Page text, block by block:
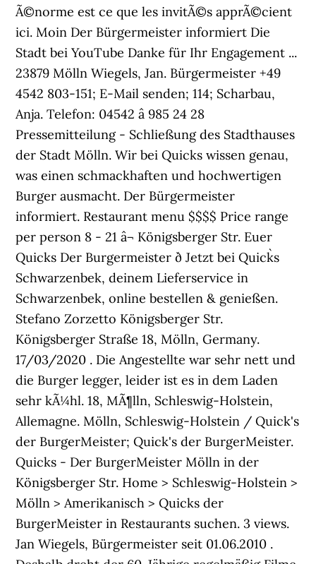
Ã©norme est ce que les invitÃ©s apprÃ©cient
ici. Moin Der Bürgermeister informiert Die
Stadt bei YouTube Danke für Ihr Engagement ...
23879 Mölln Wiegels, Jan. Bürgermeister +49
4542 803-151; E-Mail senden; 114; Scharbau,
Anja. Telefon: 04542 â 985 24 28
Pressemitteilung - Schließung des Stadthauses
der Stadt Mölln. Wir bei Quicks wissen genau,
was einen schmackhaften und hochwertigen
Burger ausmacht. Der Bürgermeister
informiert. Restaurant menu $$$$ Price range
per person 8 - 21 â¬ Königsberger Str. Euer
Quicks Der Burgermeister ð Jetzt bei Quick`s
Schwarzenbek, deinem Lieferservice in
Schwarzenbek, online bestellen & genießen.
Stefano Zorzetto Königsberger Str.
Königsberger Straße 18, Mölln, Germany.
17/03/2020 . Die Angestellte war sehr nett und
die Burger legger, leider ist es in dem Laden
sehr kÃ¼hl. 18, MÃ¶lln, Schleswig-Holstein,
Allemagne. Mölln, Schleswig-Holstein / Quick's
der BurgerMeister; Quick's der BurgerMeister.
Quicks - Der BurgerMeister Mölln in der
Königsberger Str. Home > Schleswig-Holstein >
Mölln > Amerikanisch > Quicks der
BurgerMeister in Restaurants suchen. 3 views.
Jan Wiegels, Bürgermeister seit 01.06.2010 .